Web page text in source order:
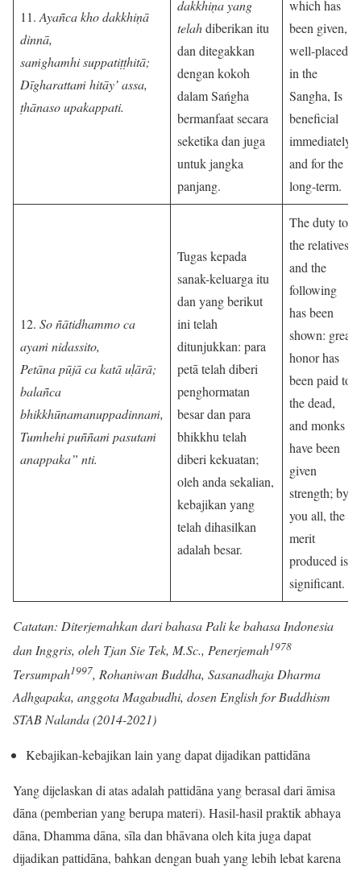
11. Ayañca kho dakkhiṇā
dinnā,
saṁghamhi suppatiṭṭhitā;
Dīgharattaṁ hitāy’ assa,
ṭhānaso upakappati.
dakkhiṇa yang
telahdiberikan itu
dan ditegakkan
dengan kokoh
dalam Sańgha
bermanfaat secara
seketika dan juga
untuk jangka
panjang.
which has
been given,
well-placed
in the
Sangha, Is
beneficial
immediately
and for the
long-term.
12. So ñātidhammo ca
ayaṁ nidassito,
Petāna pūjā ca katā uḷārā;
balañca
bhikkhūnamanuppadinnaṁ,
Tumhehi puññaṁ pasutaṁ
anappaka” nti.
Tugas kepada
sanak-keluarga itu
dan yang berikut
ini telah
ditunjukkan: para
petā telah diberi
penghormatan
besar dan para
bhikkhu telah
diberi kekuatan;
oleh anda sekalian,
kebajikan yang
telah dihasilkan
adalah besar.
The duty to
the relatives
and the
following
has been
shown: great
honor has
been paid to
the dead,
and monks
have been
given
strength; by
you all, the
merit
produced is
significant.
Catatan: Diterjemahkan dari bahasa Pali ke bahasa Indonesia
dan Inggris, oleh Tjan Sie Tek, M.Sc., Penerjemah1978
Tersumpah1997, Rohaniwan Buddha, Sasanadhaja Dharma
Adhgapaka, anggota Magabudhi, dosen English for Buddhism
STAB Nalanda (2014-2021)
Kebajikan-kebajikan lain yang dapat dijadikan pattidāna
Yang dijelaskan di atas adalah pattidāna yang berasal dari āmisa
dāna (pemberian yang berupa materi). Hasil-hasil praktik abhaya
dāna, Dhamma dāna, sīla dan bhāvana oleh kita juga dapat
dijadikan pattidāna, bahkan dengan buah yang lebih lebat karena